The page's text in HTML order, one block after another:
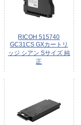
RICOH 515740
GC31CS GXカートリ
ッジ シアン Sサイズ 純
正